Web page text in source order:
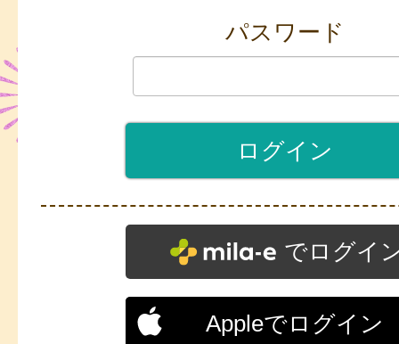
パスワード
でログイ
Appleでログイン